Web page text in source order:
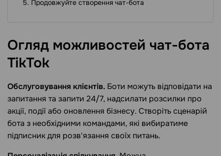
Продовжуйте створення чат-бота
Огляд можливостей чат-бота
TikTok
Обслуговування клієнтів. Боти можуть відповідати на
запитання та запити 24/7, надсилати розсилки про
акції, події або оновлення бізнесу. Створіть сценарій
бота з необхідними командами, які вибиратиме
підписник для розв'язання своїх питань.